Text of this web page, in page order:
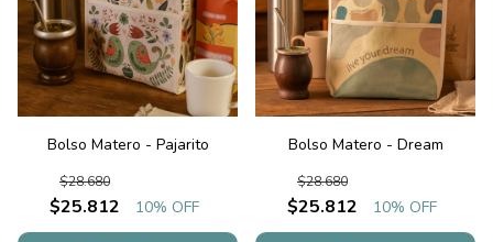
Bolso Matero - Pajarito
$25.812
$28.680
10% OFF
Bolso Matero - Dream
$25.812
$28.680
10% OFF